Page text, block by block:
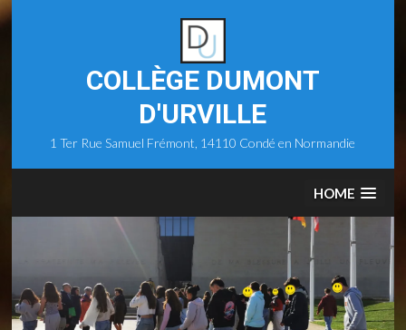
Skip
to
COLLÈGE DUMONT
D'URVILLE
1 Ter Rue Samuel Frémont, 14110 Condé en Normandie
HOME